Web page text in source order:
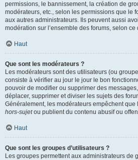
permissions, le bannissement, la création de
modérateurs, etc., selon les permissions que le
aux autres administrateurs. Ils peuvent aussi
modération sur l’ensemble des forums, selon
Haut
Que sont les modérateurs ?
Les modérateurs sont des utilisateurs (ou
consiste à vérifier au jour le jour le bon
pouvoir de modifier ou supprimer des
déplacer, supprimer et diviser les sujets des
Généralement, les modérateurs empêchent que
hors-sujetou publient du contenu abusif ou
Haut
Que sont les groupes d’utilisateurs ?
Les groupes permettent aux administrateurs de